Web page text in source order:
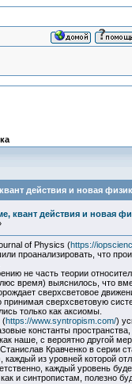
действия и новая
квант действия и новая
of Physics (https://
проанализировать, что
не часть теории
время) выяснилось, что
сверхсветовое
принимая сверхсветовую
только как аксиомы.
(https://www.syntropism.com/)
константы
наше, с вероятно другой
Кравченко в серии
каждый из уровней которой
каждый уровень
и синтропистам, полезно